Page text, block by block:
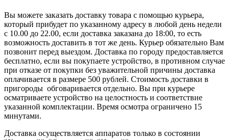
Вы можете заказать доставку товара с помощью курьера,
который прибудет по указанному адресу в любой день недели
с 10.00 до 22.00, если доставка заказана до 18:00, то есть
возможность доставить в тот же день. Курьер обязательно Вам
позвонит перед выездом. Доставка по городу предоставляется
бесплатно, если вы покупаете устройство, в противном случае
при отказе от покупки без уважительной причины доставка
оплачивается в размере 500 рублей. Стоимость доставки в
пригороды обговаривается отдельно. Вы при курьере
осматриваете устройство на целостность и соответствие
указанной комплектации. Время осмотра ограничено 15
минутами.
Доставка осуществляется аппаратов только в состоянии